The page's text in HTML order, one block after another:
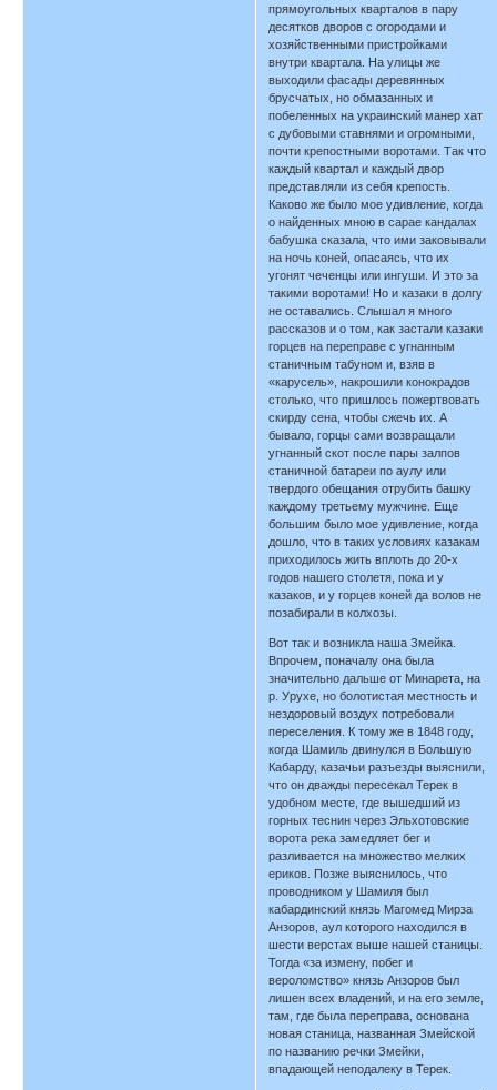
прямоугольных кварталов в пару
десятков дворов с огородами и
хозяйственными пристройками
внутри квартала. На улицы же
выходили фасады деревянных
брусчатых, но обмазанных и
побеленных на украинский манер хат
с дубовыми ставнями и огромными,
почти крепостными воротами. Так что
каждый квартал и каждый двор
представляли из себя крепость.
Каково же было мое удивление, когда
о найденных мною в сарае кандалах
бабушка сказала, что ими заковывали
на ночь коней, опасаясь, что их
угонят чеченцы или ингуши. И это за
такими воротами! Но и казаки в долгу
не оставались. Слышал я много
рассказов и о том, как застали казаки
горцев на переправе с угнанным
станичным табуном и, взяв в
«карусель», накрошили конокрадов
столько, что пришлось пожертвовать
скирду сена, чтобы сжечь их. А
бывало, горцы сами возвращали
угнанный скот после пары залпов
станичной батареи по аулу или
твердого обещания отрубить башку
каждому третьему мужчине. Еще
большим было мое удивление, когда
дошло, что в таких условиях казакам
приходилось жить вплоть до 20-х
годов нашего столетя, пока и у
казаков, и у горцев коней да волов не
позабирали в колхозы.
Вот так и возникла наша Змейка.
Впрочем, поначалу она была
значительно дальше от Минарета, на
р. Урухе, но болотистая местность и
нездоровый воздух потребовали
переселения. К тому же в 1848 году,
когда Шамиль двинулся в Большую
Кабарду, казачьи разъезды выяснили,
что он дважды пересекал Терек в
удобном месте, где вышедший из
горных теснин через Эльхотовские
ворота река замедляет бег и
разливается на множество мелких
ериков. Позже выяснилось, что
проводником у Шамиля был
кабардинский князь Магомед Мирза
Анзоров, аул которого находился в
шести верстах выше нашей станицы.
Тогда «за измену, побег и
вероломство» князь Анзоров был
лишен всех владений, и на его земле,
там, где была переправа, основана
новая станица, названная Змейской
по названию речки Змейки,
впадающей неподалеку в Терек.